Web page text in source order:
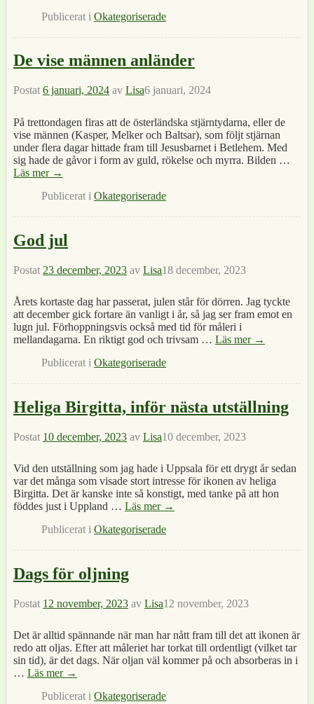
Publicerat i Okategoriserade
De vise männen anländer
Postat 6 januari, 2024 av Lisa6 januari, 2024
På trettondagen firas att de österländska stjärntydarna, eller de
vise männen (Kasper, Melker och Baltsar), som följt stjärnan
under flera dagar hittade fram till Jesusbarnet i Betlehem. Med
sig hade de gåvor i form av guld, rökelse och myrra. Bilden …
Läs mer →
Publicerat i Okategoriserade
God jul
Postat 23 december, 2023 av Lisa18 december, 2023
Årets kortaste dag har passerat, julen står för dörren. Jag tyckte
att december gick fortare än vanligt i år, så jag ser fram emot en
lugn jul. Förhoppningsvis också med tid för måleri i
mellandagarna. En riktigt god och trivsam … Läs mer →
Publicerat i Okategoriserade
Heliga Birgitta, inför nästa utställning
Postat 10 december, 2023 av Lisa10 december, 2023
Vid den utställning som jag hade i Uppsala för ett drygt år sedan
var det många som visade stort intresse för ikonen av heliga
Birgitta. Det är kanske inte så konstigt, med tanke på att hon
föddes just i Uppland … Läs mer →
Publicerat i Okategoriserade
Dags för oljning
Postat 12 november, 2023 av Lisa12 november, 2023
Det är alltid spännande när man har nått fram till det att ikonen är
redo att oljas. Efter att måleriet har torkat till ordentligt (vilket tar
sin tid), är det dags. När oljan väl kommer på och absorberas in i
… Läs mer →
Publicerat i Okategoriserade